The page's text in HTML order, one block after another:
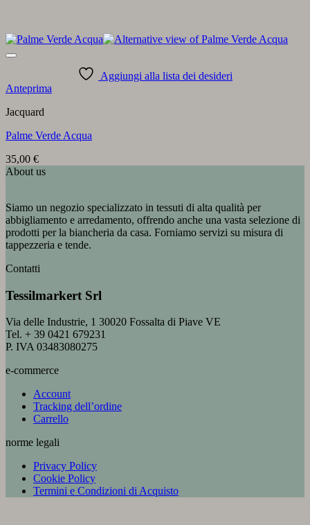
Aggiungi alla lista dei desideri
Anteprima
Jacquard
Palme Verde Acqua
35,00 €
About us
Siamo un negozio specializzato in tessuti di alta qualità per
abbigliamento e arredamento, offrendo anche una vasta selezione di
prodotti per la biancheria da casa. Forniamo servizi su misura di
tappezzeria e tende.
Contatti
Tessilmarkert Srl
Via delle Industrie, 1 30020 Fossalta di Piave VE
Tel. + 39 0421 679231
P. IVA 03483080275
e-commerce
Account
Tracking dell’ordine
Carrello
norme legali
Privacy Policy
Cookie Policy
Termini e Condizioni di Acquisto